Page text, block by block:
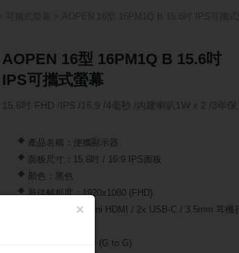
AOPEN 16型 16PM1Q B 15.6吋
IPS可攜式螢幕
15.6吋 FHD /IPS /16:9 /4毫秒 /內建喇叭1W x 2 /3年保
產品名稱：便攜顯示器
面板尺寸：15.6吋 / 16:9 IPS面板
顏色：黑色
最佳解析度：1920x1080 (FHD)
輸入類型：1x mini HDMI / 2x USB-C / 3.5mm 耳機孔
反應時間：4毫秒 (G to G)
×